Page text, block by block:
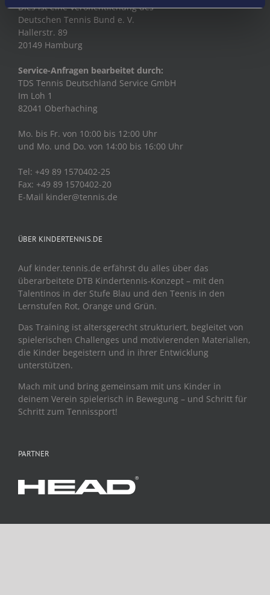
Dies ist eine Veröffentlichung des
Deutschen Tennis Bund e. V.
Hallerstr. 89
20149 Hamburg
Service-Anfragen bearbeitet durch:
TDS Tennis Deutschland Service GmbH
Im Loh 1
82041 Oberhaching
Mo. bis Fr. von 10:00 bis 12:00 Uhr
und Mo. und Do. von 14:00 bis 16:00 Uhr
Tel: +49 89 1570402-25
Fax: +49 89 1570402-20
E-Mail kinder@tennis.de
ÜBER KINDERTENNIS.DE
Auf kinder.tennis.de erfährst du alles über das
überarbeitete DTB Kindertennis-Konzept – mit den
Talentinos in der Stufe Blau und den Teenis in den
Lernstufen Rot, Orange und Grün.
Das Training ist altersgerecht strukturiert, begleitet von
spielerischen Challenges und motivierenden Materialien,
die Kinder begeistern und in ihrer Entwicklung
unterstützen.
Mach mit und bring gemeinsam mit uns Kinder in
deinem Verein spielerisch in Bewegung – und Schritt für
Schritt zum Tennissport!
PARTNER